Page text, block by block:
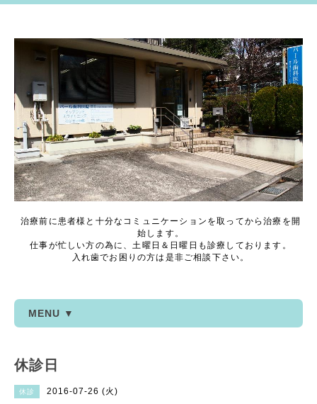
治療前に患者様と十分なコミュニケーションを取ってから治療を開
始します。
仕事が忙しい方の為に、土曜日＆日曜日も診療しております。
入れ歯でお困りの方は是非ご相談下さい。
MENU ▼
休診日
休診 2016-07-26 (火)